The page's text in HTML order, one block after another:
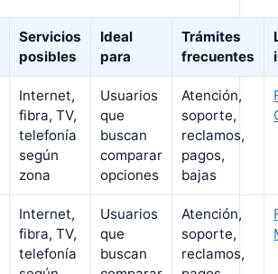
Servicios
posibles
Ideal
para
Trámites
frecuentes
Internet,
fibra, TV,
telefonía
según
zona
Usuarios
que
buscan
comparar
opciones
Atención,
soporte,
reclamos,
pagos,
bajas
Internet,
fibra, TV,
telefonía
Usuarios
que
buscan
Atención,
soporte,
reclamos,